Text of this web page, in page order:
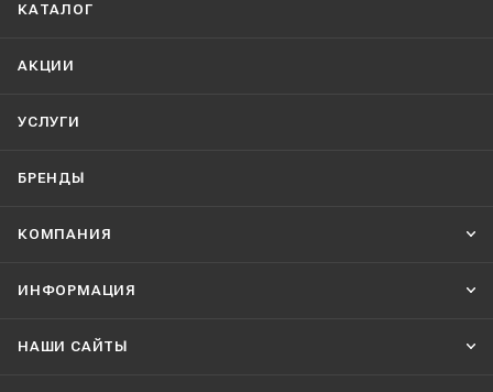
КАТАЛОГ
АКЦИИ
УСЛУГИ
БРЕНДЫ
КОМПАНИЯ
ИНФОРМАЦИЯ
НАШИ CАЙТЫ